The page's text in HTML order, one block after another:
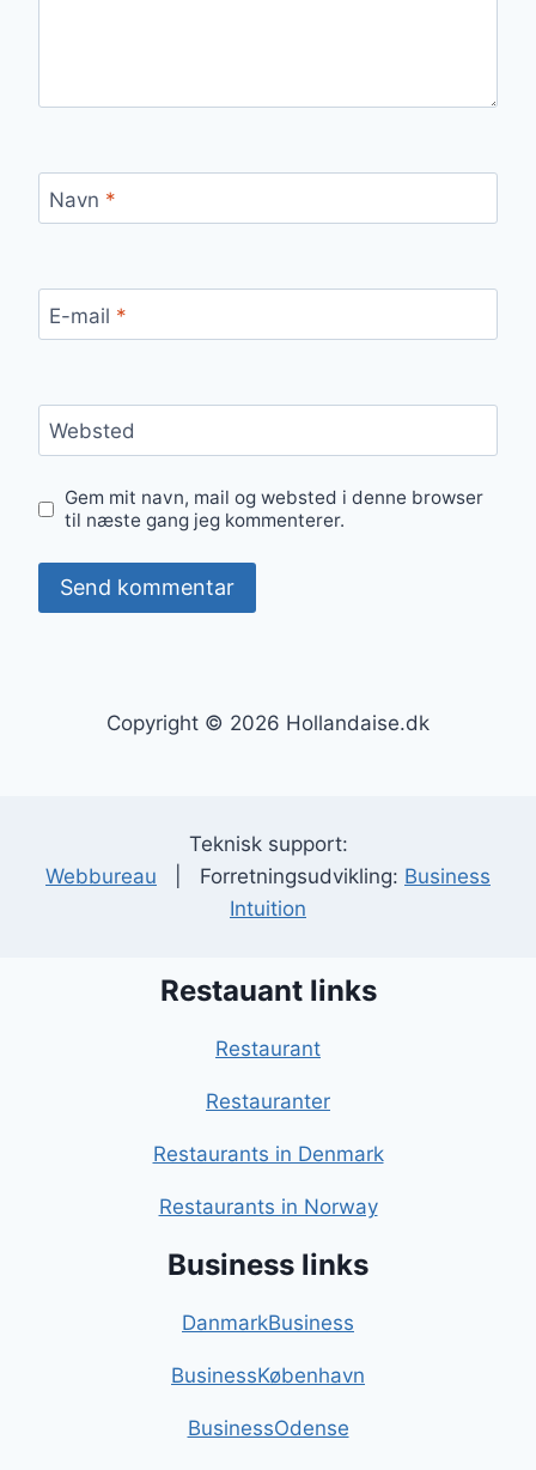
Navn *
E-mail *
Websted
Gem mit navn, mail og websted i denne browser
til næste gang jeg kommenterer.
Copyright © 2026 Hollandaise.dk
Teknisk support:
Webbureau | Forretningsudvikling: Business
Intuition
Restauant links
Restaurant
Restauranter
Restaurants in Denmark
Restaurants in Norway
Business links
DanmarkBusiness
BusinessKøbenhavn
BusinessOdense